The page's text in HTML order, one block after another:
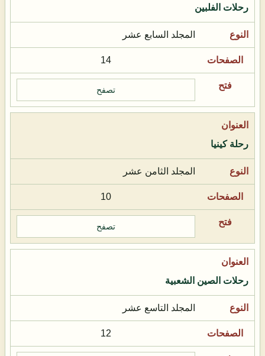
رحلات الفلبين
المجلد السابع عشر
14
تصفح
رحلة كينيا
المجلد الثامن عشر
10
تصفح
رحلات الصين الشعبية
المجلد التاسع عشر
12